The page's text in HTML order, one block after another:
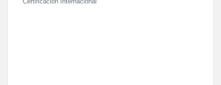
Certificación Internacional